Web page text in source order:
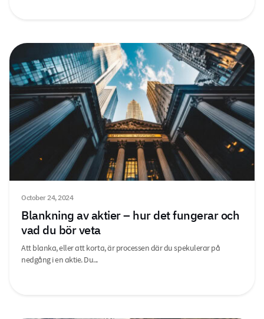
October 24, 2024
Blankning av aktier – hur det fungerar och
vad du bör veta
Att blanka, eller att korta, är processen där du spekulerar på
nedgång i en aktie. Du...